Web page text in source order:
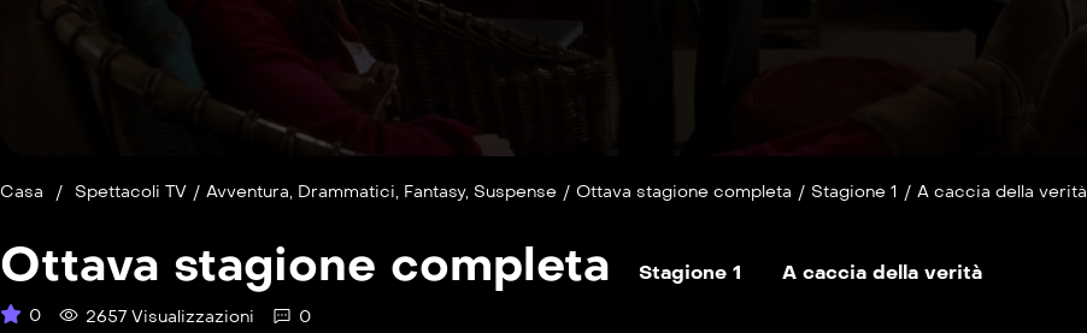
Casa / Spettacoli TV / Avventura, Drammatici, Fantasy, Suspense / Ottava stagione completa / Stagione 1 / A caccia della verità
Ottava stagione completa Stagione 1 A caccia della verità
0 2657 Visualizzazioni 0